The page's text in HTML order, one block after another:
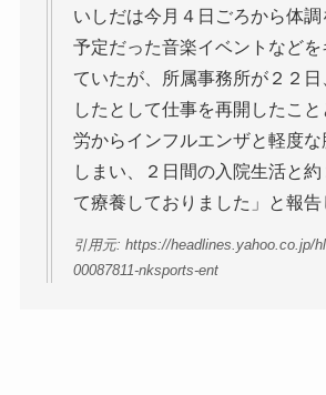
いしだは今月４日ごろから体
予定だった音楽イベントなどを
ていたが、所属事務所が２２
したとして仕事を再開したこ
労からインフルエンザと軽度な
しまい、２日間の入院生活と
て療養しておりました」と報告
引用元: https://headlines.yahoo.co.jp/
00087811-nksports-ent